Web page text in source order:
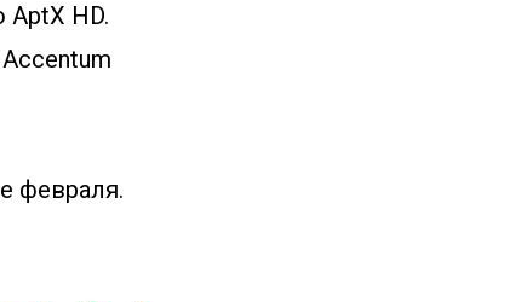
HD.
февраля.